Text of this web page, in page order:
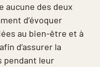
aucune des deux
d’évoquer
au bien-être et à
d’assurer la
pendant leur